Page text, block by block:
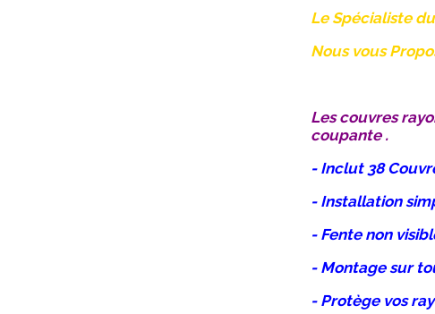
Le Spécialiste
Nous vous
Les couvres
coupante .
- Inclut 38
- Installation
- Fente non
- Montage sur
- Protège vos